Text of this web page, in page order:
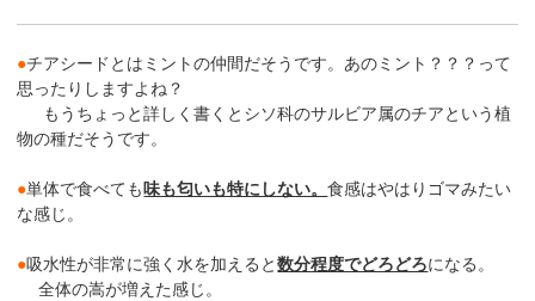
●チアシードとはミントの仲間だそうです。あのミント？？？って
思ったりしますよね？
もうちょっと詳しく書くとシソ科のサルビア属のチアという植
物の種だそうです。
●単体で食べても 味も匂いも特にしない。食感はやはりゴマみたい
な感じ。
●吸水性が非常に強く水を加えると数分程度でどろどろになる。
全体の嵩が増えた感じ。